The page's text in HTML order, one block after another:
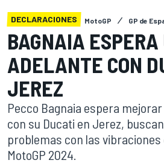
DECLARACIONES MotoGP GP de
BAGNAIA ESPERA
ADELANTE CON
JEREZ
Pecco Bagnaia espera
con su Ducati en Jerez,
problemas con las
MotoGP 2024.